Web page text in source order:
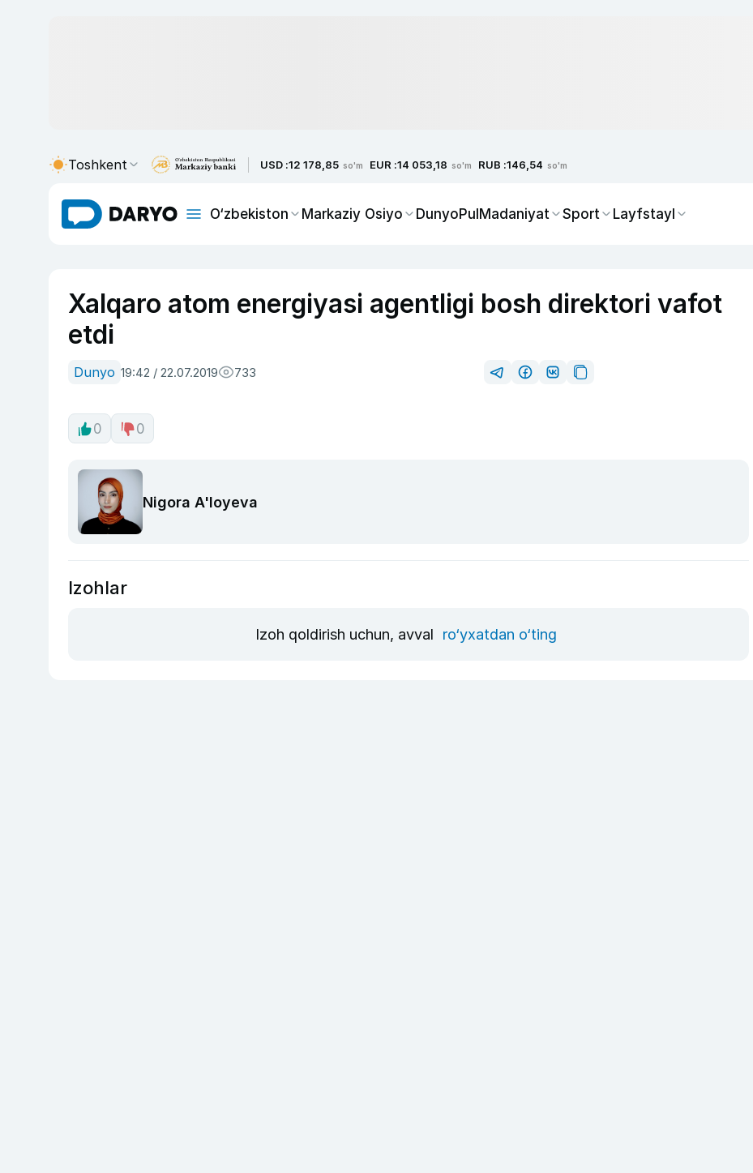
Toshkent USD :12 178,85 so'm EUR :14 053,18 so'm RUB :146,54 so'm
O‘zbekiston Markaziy Osiyo DunyoPulMadaniyat Sport Layfstayl
Xalqaro atom energiyasi agentligi bosh direktori vafot
etdi
Dunyo 19:42 / 22.07.2019 733
0 0
Nigora A'loyeva
Izohlar
Izoh qoldirish uchun, avval ro‘yxatdan o‘ting